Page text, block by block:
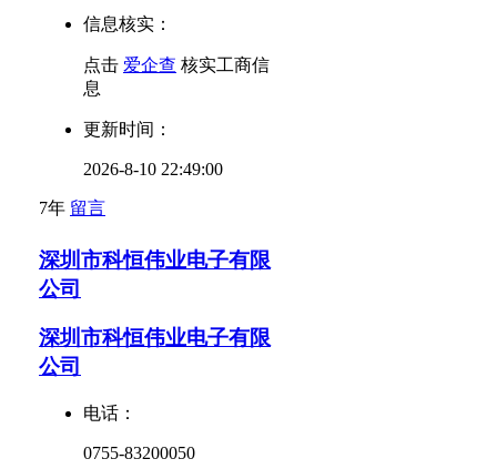
信息核实：
点击 爱企查 核实工商信
息
更新时间：
2026-8-10 22:49:00
7年 留言
深圳市科恒伟业电子有限
公司
深圳市科恒伟业电子有限
公司
电话：
0755-83200050